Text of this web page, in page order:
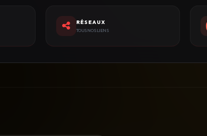
RÉSEAUX
TOUS NOS LIENS